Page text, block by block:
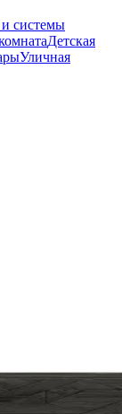
системы
Детская
Уличная